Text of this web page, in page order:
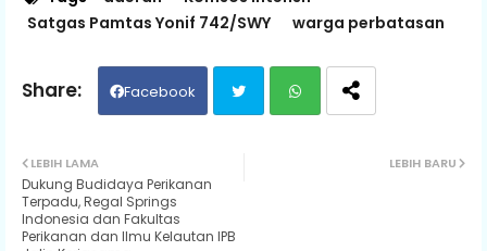
Satgas Pamtas Yonif 742/SWY
warga perbatasan
Facebook
LEBIH BARU
LEBIH LAMA
Dukung Budidaya Perikanan
Terpadu, Regal Springs
Indonesia dan Fakultas
Perikanan dan Ilmu Kelautan IPB